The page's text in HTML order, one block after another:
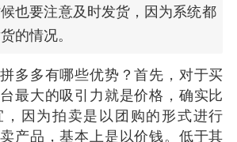
也要注意及时发货，因为系统都
的情况。
拼多多有哪些优势？首先，对于买
最大的吸引力就是价格，确实比
因为拍卖是以团购的形式进行
产品，基本上是以价钱。低于其